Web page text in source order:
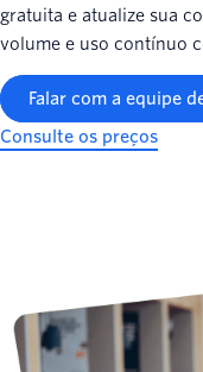
gratuita e atualize sua
volume e uso contínuo
Falar com a equipe
Consulte os preços